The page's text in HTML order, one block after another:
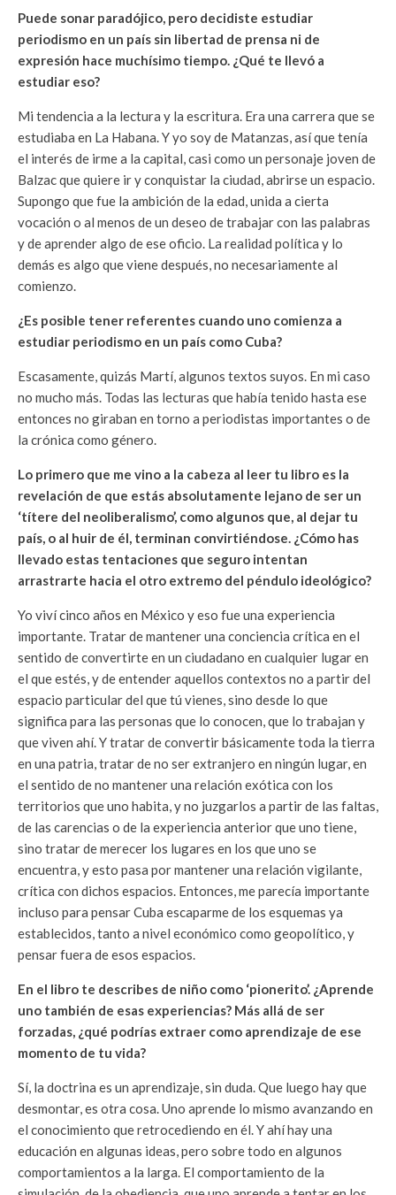
Puede sonar paradójico, pero decidiste estudiar
periodismo en un país sin libertad de prensa ni de
expresión hace muchísimo tiempo. ¿Qué te llevó a
estudiar eso?
Mi tendencia a la lectura y la escritura. Era una carrera que se
estudiaba en La Habana. Y yo soy de Matanzas, así que tenía
el interés de irme a la capital, casi como un personaje joven de
Balzac que quiere ir y conquistar la ciudad, abrirse un espacio.
Supongo que fue la ambición de la edad, unida a cierta
vocación o al menos de un deseo de trabajar con las palabras
y de aprender algo de ese oficio. La realidad política y lo
demás es algo que viene después, no necesariamente al
comienzo.
¿Es posible tener referentes cuando uno comienza a
estudiar periodismo en un país como Cuba?
Escasamente, quizás Martí, algunos textos suyos. En mi caso
no mucho más. Todas las lecturas que había tenido hasta ese
entonces no giraban en torno a periodistas importantes o de
la crónica como género.
Lo primero que me vino a la cabeza al leer tu libro es la
revelación de que estás absolutamente lejano de ser un
‘títere del neoliberalismo’, como algunos que, al dejar tu
país, o al huir de él, terminan convirtiéndose. ¿Cómo has
llevado estas tentaciones que seguro intentan
arrastrarte hacia el otro extremo del péndulo ideológico?
Yo viví cinco años en México y eso fue una experiencia
importante. Tratar de mantener una conciencia crítica en el
sentido de convertirte en un ciudadano en cualquier lugar en
el que estés, y de entender aquellos contextos no a partir del
espacio particular del que tú vienes, sino desde lo que
significa para las personas que lo conocen, que lo trabajan y
que viven ahí. Y tratar de convertir básicamente toda la tierra
en una patria, tratar de no ser extranjero en ningún lugar, en
el sentido de no mantener una relación exótica con los
territorios que uno habita, y no juzgarlos a partir de las faltas,
de las carencias o de la experiencia anterior que uno tiene,
sino tratar de merecer los lugares en los que uno se
encuentra, y esto pasa por mantener una relación vigilante,
crítica con dichos espacios. Entonces, me parecía importante
incluso para pensar Cuba escaparme de los esquemas ya
establecidos, tanto a nivel económico como geopolítico, y
pensar fuera de esos espacios.
En el libro te describes de niño como ‘pionerito’. ¿Aprende
uno también de esas experiencias? Más allá de ser
forzadas, ¿qué podrías extraer como aprendizaje de ese
momento de tu vida?
Sí, la doctrina es un aprendizaje, sin duda. Que luego hay que
desmontar, es otra cosa. Uno aprende lo mismo avanzando en
el conocimiento que retrocediendo en él. Y ahí hay una
educación en algunas ideas, pero sobre todo en algunos
comportamientos a la larga. El comportamiento de la